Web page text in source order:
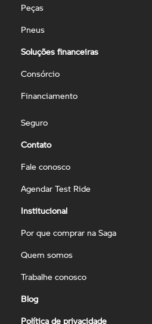
Peças
Pneus
Soluções financeiras
Consórcio
Financiamento
Seguro
Contato
Fale conosco
Agendar Test Ride
Institucional
Por que comprar na Saga
Quem somos
Trabalhe conosco
Blog
Política de privacidade